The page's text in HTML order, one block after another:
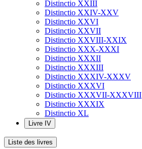
Distinctio XXIII
Distinctio XXIV-XXV
Distinctio XXVI
Distinctio XXVII
Distinctio XXVIII-XXIX
Distinctio XXX-XXXI
Distinctio XXXII
Distinctio XXXIII
Distinctio XXXIV-XXXV
Distinctio XXXVI
Distinctio XXXVII-XXXVIII
Distinctio XXXIX
Distinctio XL
Livre IV
Liste des livres